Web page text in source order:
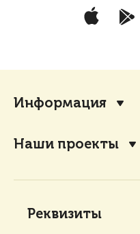
Информация
Наши проекты
Реквизиты